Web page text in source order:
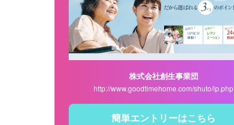
株式会社創生事業団
http://www.goodtimehome.com/shuto/lp.php
簡単エントリーはこちら